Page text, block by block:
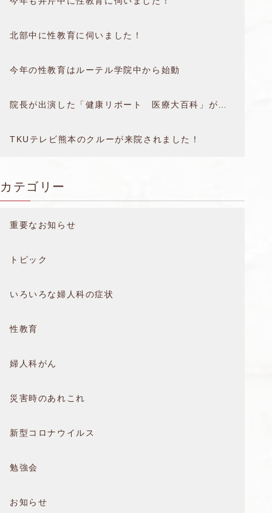
北部中に性教育に伺いました！
今年の性教育はルーテル学院中から始動
TKUテレビ熊本のクルーが来院されました！
カテゴリー
重要なお知らせ
トピック
いろいろな婦人科の症状
性教育
婦人科がん
災害時のあれこれ
新型コロナウイルス
勉強会
お知らせ